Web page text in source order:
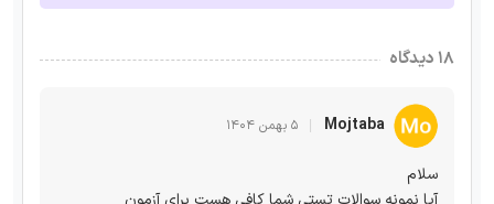
۱۸ دیدگاه
Mojtaba ۵ بهمن ۱۴۰۴
سلام